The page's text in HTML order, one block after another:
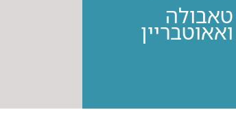
טאבולה
ואאוטבריין